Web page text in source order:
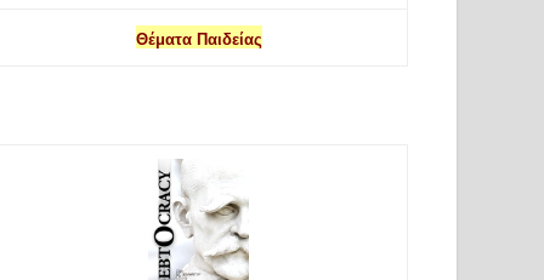
Θέματα Παιδείας